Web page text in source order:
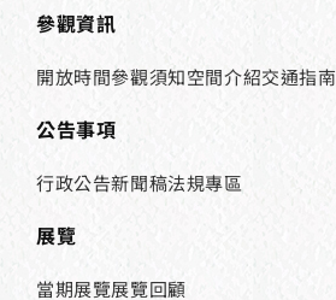
參觀資訊
開放時間參觀須知空間介紹交通指南
公告事項
行政公告新聞稿法規專區
展覽
當期展覽展覽回顧